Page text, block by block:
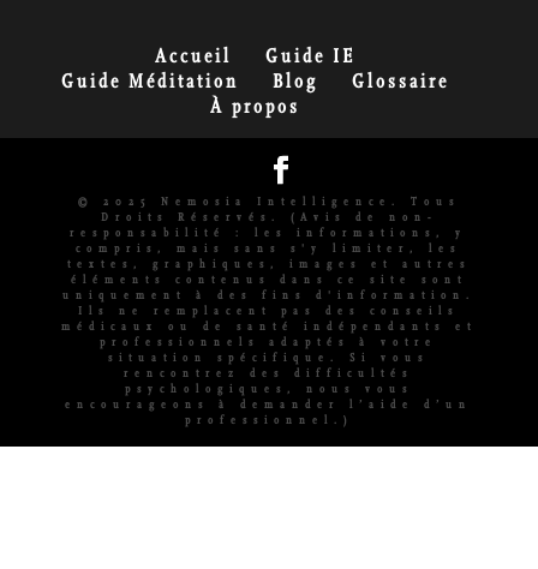
Accueil
Guide IE
Guide Méditation
Blog
Glossaire
À propos
© 2025 Nemosia Intelligence. Tous
Droits Réservés. (Avis de non-
responsabilité : les informations, y
compris, mais sans s'y limiter, les
textes, graphiques, images et autres
éléments contenus dans ce site sont
uniquement à des fins d'information.
Ils ne remplacent pas des conseils
médicaux ou de santé indépendants et
professionnels adaptés à votre
situation spécifique. Si vous
rencontrez des difficultés
psychologiques, nous vous
encourageons à demander l’aide d’un
professionnel.)